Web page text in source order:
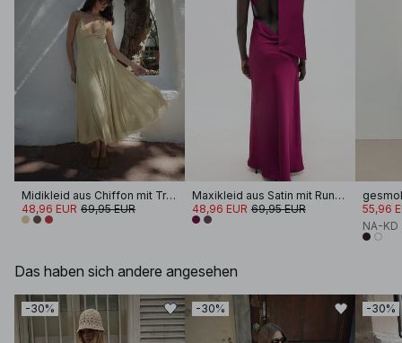
Midikleid aus Chiffon mit Trägern
48,96 EUR 69,95 EUR
Maxikleid aus Satin mit Rundhalsausschnitt und Tuch
48,96 EUR 69,95 EUR
55,96
NA-KD
Das haben sich andere angesehen
-30% -30% -30%